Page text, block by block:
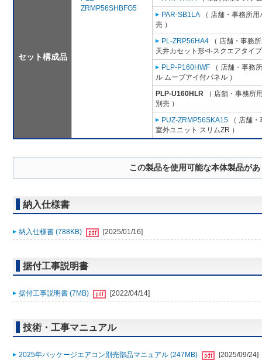
セット構成品
ZRMP56SHBFG5
PAR-SB1LA （ 店舗・事務所
売 ）
PL-ZRP56HA4 （ 店舗・事務
天井カセット形<i-スクエアタイ
PLP-P160HWF （ 店舗・事務
ル ムーブアイ付パネル ）
PLP-U160HLR （ 店舗・事務所
別売 ）
PUZ-ZRMP56SKA15 （ 店舗
室外ユニット スリムZR ）
この製品を使用可能な本体製品が
納入仕様書
納入仕様書 (788KB) [2025/01/16]
据付工事説明書
据付工事説明書 (7MB) [2022/04/14]
技術・工事マニュアル
2025年パッケージエアコン別売部品マニュアル (247MB)
[2025/09/24]